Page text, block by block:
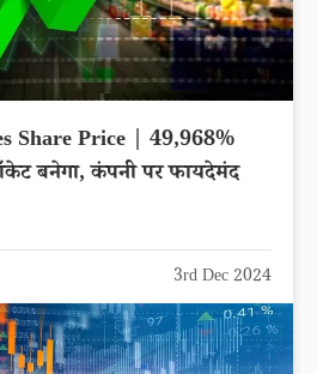
Share Price | 49,968%
बनेगा, कंपनी पर फायदेमंद
3rd Dec 2024